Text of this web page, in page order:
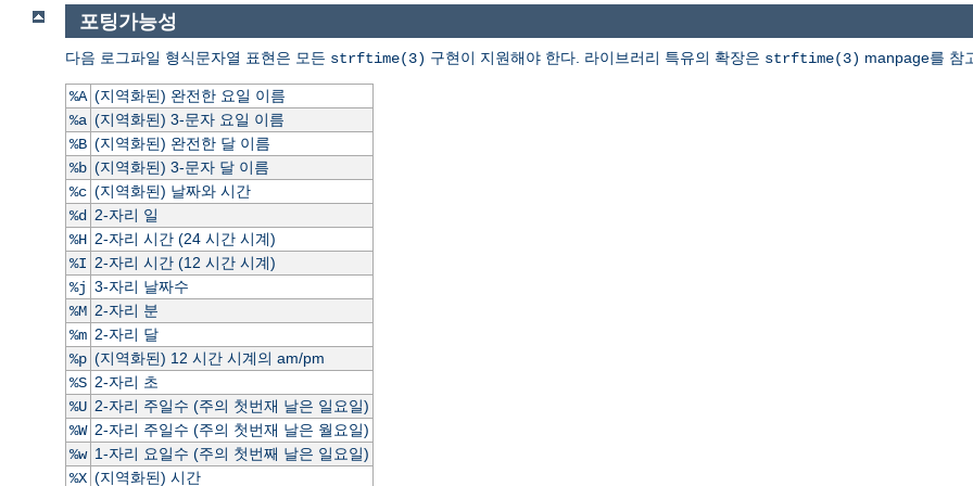
포팅가능성
다음 로그파일 형식문자열 표현은 모든 strftime(3) 구현이 지원해야 한다. 라이브러리 특유의 확장은 strftime(3) manpage를 참
%A (지역화된) 완전한 요일 이름
%a (지역화된) 3-문자 요일 이름
%B (지역화된) 완전한 달 이름
%b (지역화된) 3-문자 달 이름
%c (지역화된) 날짜와 시간
%d 2-자리 일
%H 2-자리 시간 (24 시간 시계)
%I 2-자리 시간 (12 시간 시계)
%j 3-자리 날짜수
%M 2-자리 분
%m 2-자리 달
%p (지역화된) 12 시간 시계의 am/pm
%S 2-자리 초
%U 2-자리 주일수 (주의 첫번재 날은 일요일)
%W 2-자리 주일수 (주의 첫번재 날은 월요일)
%w 1-자리 요일수 (주의 첫번째 날은 일요일)
%X (지역화된) 시간